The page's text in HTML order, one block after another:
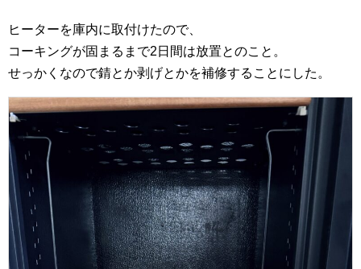
ヒーターを庫内に取付けたので、
コーキングが固まるまで2日間は放置とのこと。
せっかくなので錆とか剥げとかを補修することにした。